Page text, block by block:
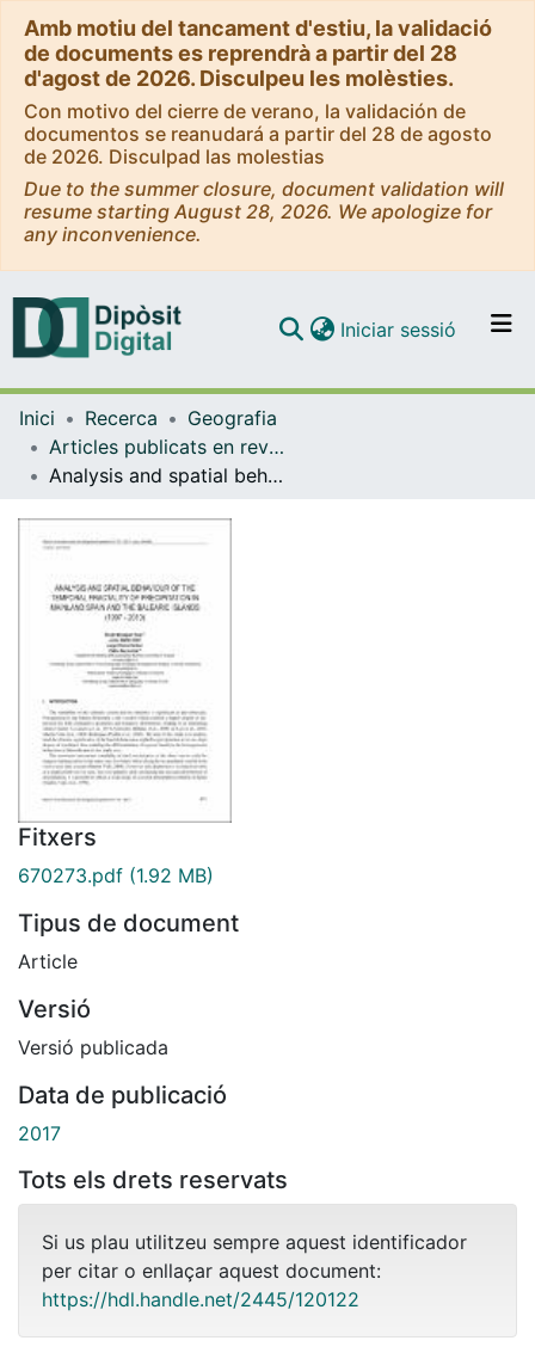
Amb motiu del tancament d'estiu, la validació
de documents es reprendrà a partir del 28
d'agost de 2026. Disculpeu les molèsties.
Con motivo del cierre de verano, la validación de
documentos se reanudará a partir del 28 de agosto
de 2026. Disculpad las molestias
Due to the summer closure, document validation will
resume starting August 28, 2026. We apologize for
any inconvenience.
Navega per tot el DD
Com publicar
Iniciar sessió (current)
Inici Recerca
Geografia
Articles publicats en revistes (Geografia)
Analysis and spatial behaviour of the temporal fractality of precipitation in mainland Spain and the Balearic islands (1997-2010)
Fitxers
670273.pdf (1.92 MB)
Tipus de document
Article
Versió
Versió publicada
Data de publicació
2017
Tots els drets reservats
Si us plau utilitzeu sempre aquest identificador
per citar o enllaçar aquest document:
https://hdl.handle.net/2445/120122